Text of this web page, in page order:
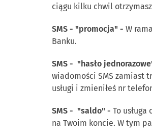
ciągu kilku chwil
SMS - "promocja" - W
Banku.
SMS - "hasło
wiadomości SMS zamiast
usługi i zmieniłeś nr
SMS - "saldo" - To
na Twoim koncie. W tym